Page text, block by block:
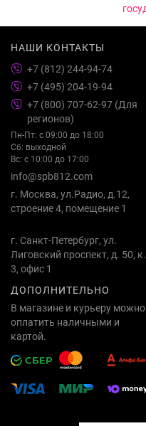
НАШИ КОНТАКТЫ
+7 (812) 244-94-74
+7 (495) 204-19-94
+7 (800) 707-62-97 (Для
регионов)
Пн-Пт: с 09:00 до 18:00
Сб: выходной
Вс: с 10:00 до 17:00
info@spb812.com
г. Москва, ул.Радио, д.12,
строение 4, помещение 1
г. Санкт-Петербург, ул.
Лиговский проспект, д. 50, к.
3, офис 1
ДОПОЛНИТЕЛЬНО
В магазине и курьеру можно
оплатить наличными и
картой.